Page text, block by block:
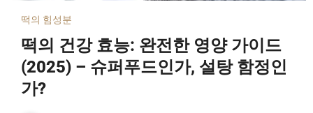
떡의 힘성분
떡의 건강 효능: 완전한 영양 가이드
(2025) – 슈퍼푸드인가, 설탕 함정인
가?